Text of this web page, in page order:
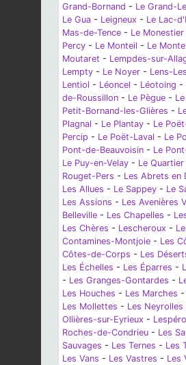
Grand-Bornand - Le Grand-
Le Gua - Leigneux - Le Lac-
Mas-de-Tence - Le Monestier
Percy - Le Monteil - Le
Moutaret - Lempdes-sur-
Lempty - Le Noyer - Lens-
Lentiol - Léoncel - Léotoing -
de-Roussillon - Le Pègue -
Petit-Bornand-les-Glières -
Plagnal - Le Plantay - Le
Percip - Le Poët-Laval - Le
Pont-de-Beauvoisin - Le
Le Puy-en-Velay - Le Quartier
Rouget-Pers - Les Abrets en
Les Allues - Le Sappey - Le
Les Assions - Les Avenières
Belleville - Les Chapelles -
Les Chères - Lescheroux -
Contamines-Montjoie - Les
Côtes-de-Corps - Les
Les Échelles - Les Éparres -
- Les Granges-Gontardes -
Les Houches - Les Marches -
Les Mollettes - Les Neyrolles
Ollières-sur-Eyrieux -
Roches-de-Condrieu - Les
Sauvages - Les Ternes - Les
Les Vans - Les Vastres - Les